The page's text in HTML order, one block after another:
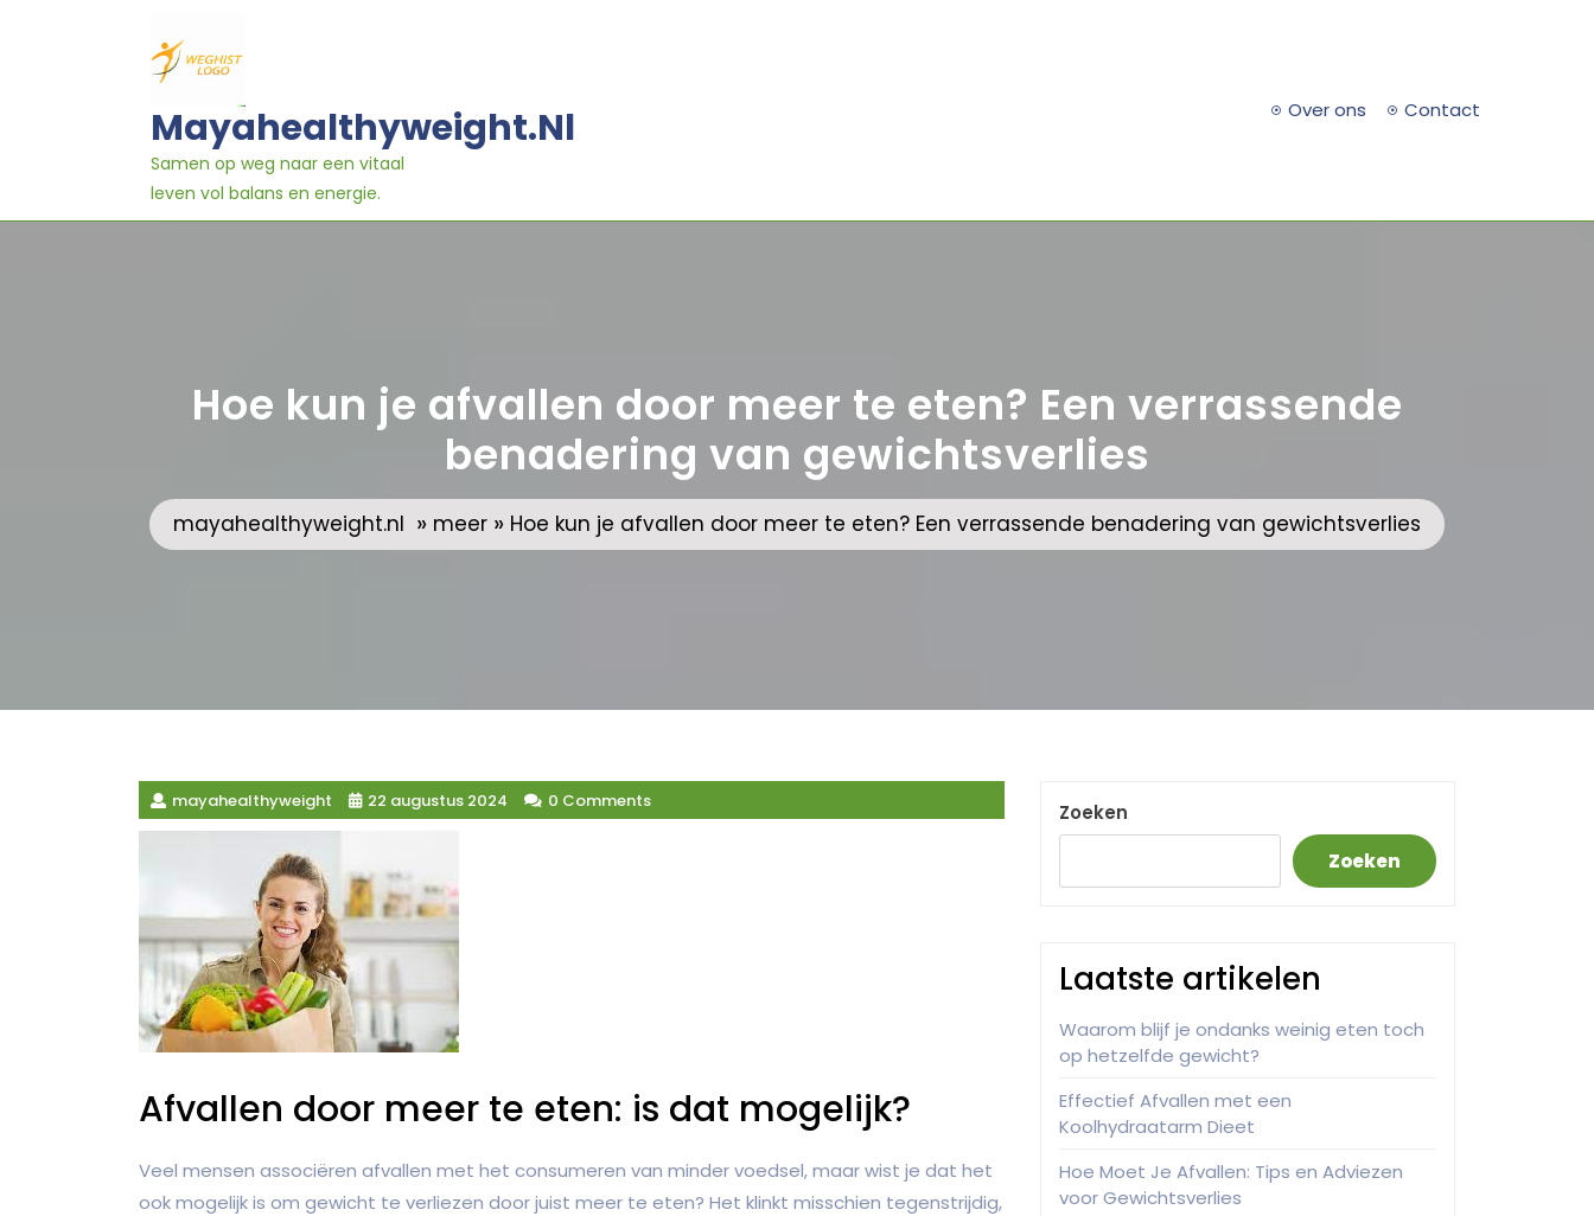
Mayahealthyweight.nl
Samen op weg naar een vitaal
leven vol balans en energie.
Over ons Contact
Hoe kun je afvallen door meer te eten? Een verrassende
benadering van gewichtsverlies
mayahealthyweight.nl » meer » Hoe kun je afvallen door meer te eten? Een verrassende benadering van gewichtsverlies
mayahealthyweight 22 augustus 2024 0 Comments
Afvallen door meer te eten: is dat mogelijk?
Veel mensen associëren afvallen met het consumeren van minder voedsel, maar wist je dat het
ook mogelijk is om gewicht te verliezen door juist meer te eten? Het klinkt misschien tegenstrijdig,
Zoeken
Zoeken
Laatste artikelen
Waarom blijf je ondanks weinig eten toch
op hetzelfde gewicht?
Effectief Afvallen met een
Koolhydraatarm Dieet
Hoe Moet Je Afvallen: Tips en Adviezen
voor Gewichtsverlies